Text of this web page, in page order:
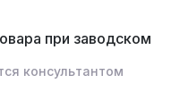
при заводском
консультантом